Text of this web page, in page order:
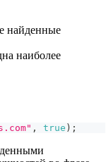
найденные
наиболее
, true ) ;